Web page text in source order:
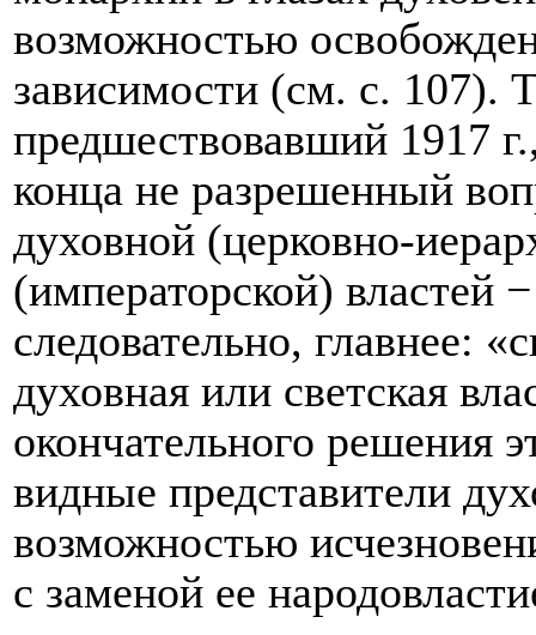
возможностью
зависимости (см. с. 107).
предшествовавший 1917
конца не разрешенный
духовной (церковно-
(императорской) властей
следовательно, главнее:
духовная или светская
окончательного решения
видные представители
возможностью
с заменой ее